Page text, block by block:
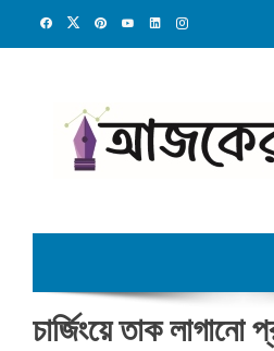
চার্জিংয়ে তাক লাগানো